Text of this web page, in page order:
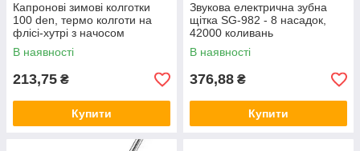
Капронові зимові колготки
100 den, термо колготи на
флісі-хутрі з начосом
утеплені з ефектом голих
ніжок
В наявності
213,75 ₴
Купити
Звукова електрична зубна
щітка SG-982 - 8 насадок,
42000 коливань
ультравідбілююча
електрощітка
В наявності
376,88 ₴
Купити